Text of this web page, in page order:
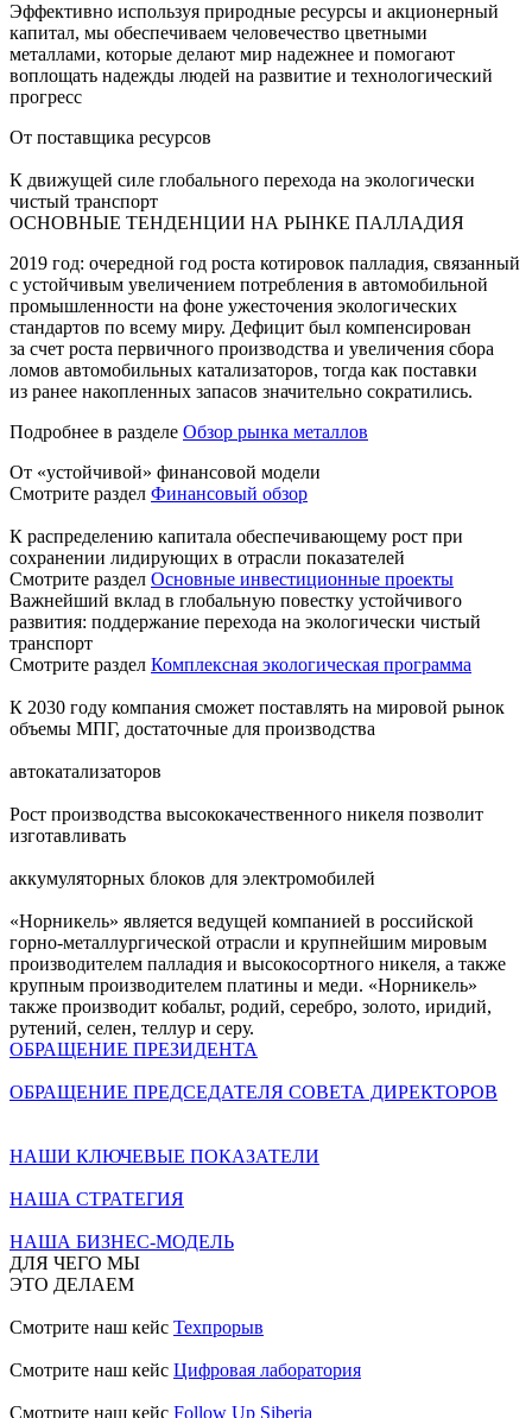
Эффективно используя природные ресурсы и акционерный
капитал, мы обеспечиваем человечество цветными
металлами, которые делают мир надежнее и помогают
воплощать надежды людей на развитие и технологический
прогресс
От поставщика ресурсов
К движущей силе глобального перехода на экологически
чистый транспорт
ОСНОВНЫЕ ТЕНДЕНЦИИ НА РЫНКЕ ПАЛЛАДИЯ
2019 год: очередной год роста котировок палладия, связанный
с устойчивым увеличением потребления в автомобильной
промышленности на фоне ужесточения экологических
стандартов по всему миру. Дефицит был компенсирован
за счет роста первичного производства и увеличения сбора
ломов автомобильных катализаторов, тогда как поставки
из ранее накопленных запасов значительно сократились.
Подробнее в разделе Обзор рынка металлов
От «устойчивой» финансовой модели
Смотрите раздел Финансовый обзор
К распределению капитала обеспечивающему рост при
сохранении лидирующих в отрасли показателей
Смотрите раздел Основные инвестиционные проекты
Важнейший вклад в глобальную повестку устойчивого
развития: поддержание перехода на экологически чистый
транспорт
Смотрите раздел Комплексная экологическая программа
К 2030 году компания сможет поставлять на мировой рынок
объемы МПГ, достаточные для производства
автокатализаторов
Рост производства высококачественного никеля позволит
изготавливать
аккумуляторных блоков для электромобилей
«Норникель» является ведущей компанией в российской
горно-металлургической отрасли и крупнейшим мировым
производителем палладия и высокосортного никеля, а также
крупным производителем платины и меди. «Норникель»
также производит кобальт, родий, серебро, золото, иридий,
рутений, селен, теллур и серу.
ОБРАЩЕНИЕ ПРЕЗИДЕНТА
ОБРАЩЕНИЕ ПРЕДСЕДАТЕЛЯ СОВЕТА ДИРЕКТОРОВ
НАШИ КЛЮЧЕВЫЕ ПОКАЗАТЕЛИ
НАША СТРАТЕГИЯ
НАША БИЗНЕС-МОДЕЛЬ
ДЛЯ ЧЕГО МЫ
ЭТО ДЕЛАЕМ
Смотрите наш кейс Техпрорыв
Смотрите наш кейс Цифровая лаборатория
Смотрите наш кейс Follow Up Siberia